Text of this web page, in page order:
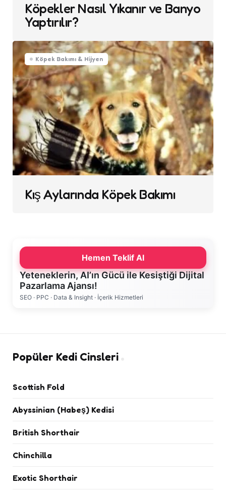
Köpekler Nasıl Yıkanır ve Banyo
Yaptırılır?
Köpek Bakımı & Hijyen
Kış Aylarında Köpek Bakımı
Yeteneklerin, AI’ın Gücü ile Kesiştiği Dijital
Pazarlama Ajansı!
SEO · PPC · Data & Insight · İçerik Hizmetleri
Hemen Teklif Al
Popüler Kedi Cinsleri
Scottish Fold
Abyssinian (Habeş) Kedisi
British Shorthair
Chinchilla
Exotic Shorthair